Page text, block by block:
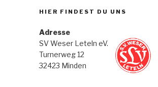
HIER FINDEST DU UNS
Adresse
SV Weser Leteln eV.
Turnerweg 12
32423 Minden